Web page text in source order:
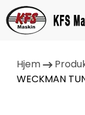
Hjem
WECKMAN